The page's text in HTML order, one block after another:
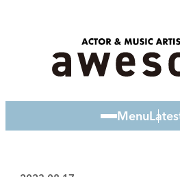
Menu